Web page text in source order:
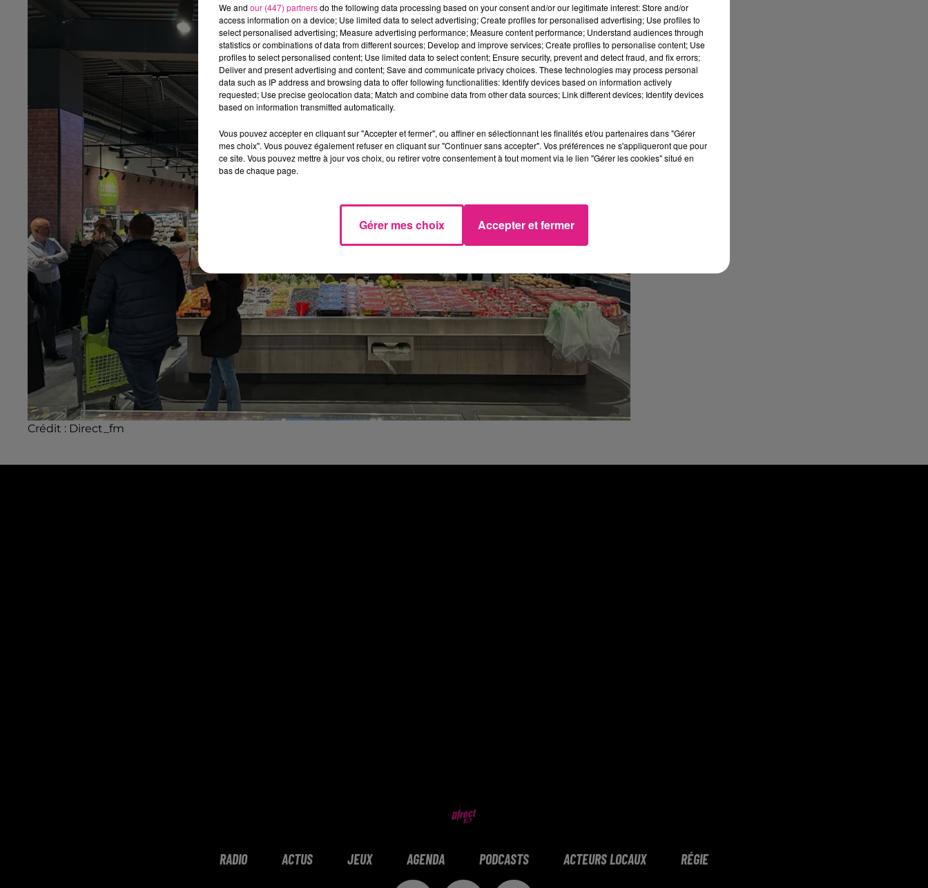
Crédit : Direct_fm
RADIO ACTUS JEUX AGENDA PODCASTS ACTEURS LOCAUX RÉGIE
We and our (447) partnersdo the following data processing based on your consent and/or our legitimate interest: Store and/or
access information on a device; Use limited data to select advertising; Create profiles for personalised advertising; Use profiles to
select personalised advertising; Measure advertising performance; Measure content performance; Understand audiences through
statistics or combinations of data from different sources; Develop and improve services; Create profiles to personalise content; Use
profiles to select personalised content; Use limited data to select content; Ensure security, prevent and detect fraud, and fix errors;
Deliver and present advertising and content; Save and communicate privacy choices. These technologies may process personal
data such as IP address and browsing data to offer following functionalities: Identify devices based on information actively
requested; Use precise geolocation data; Match and combine data from other data sources; Link different devices; Identify devices
based on information transmitted automatically.
Vous pouvez accepter en cliquant sur "Accepter et fermer", ou affiner en sélectionnant les finalités et/ou partenaires dans "Gérer
mes choix". Vous pouvez également refuser en cliquant sur "Continuer sans accepter". Vos préférences ne s'appliqueront que pour
ce site. Vous pouvez mettre à jour vos choix, ou retirer votre consentement à tout moment via le lien "Gérer les cookies" situé en
bas de chaque page.
Gérer mes choix Accepter et fermer